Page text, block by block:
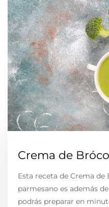
Crema de
Esta receta de Crema
parmesano es además
podrás preparar en